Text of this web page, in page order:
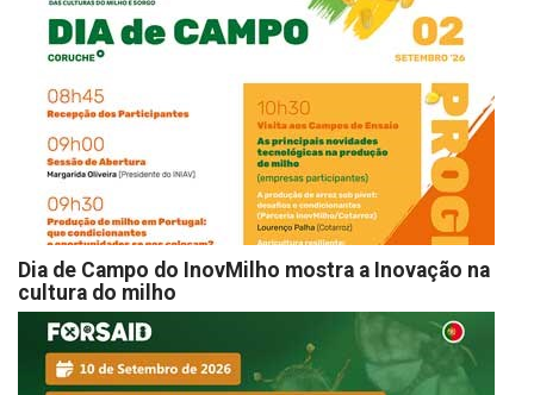
Dia de Campo do InovMilho mostra a Inovação na
cultura do milho